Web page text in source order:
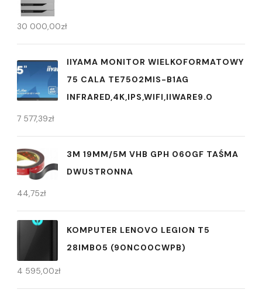
30 000,00zł
IIYAMA MONITOR WIELKOFORMATOWY
75 CALA TE7502MIS-B1AG
INFRARED,4K,IPS,WIFI,IIWARE9.0
7 577,39zł
3M 19MM/5M VHB GPH 060GF TAŚMA
DWUSTRONNA
44,75zł
KOMPUTER LENOVO LEGION T5
28IMB05 (90NC00CWPB)
4 595,00zł